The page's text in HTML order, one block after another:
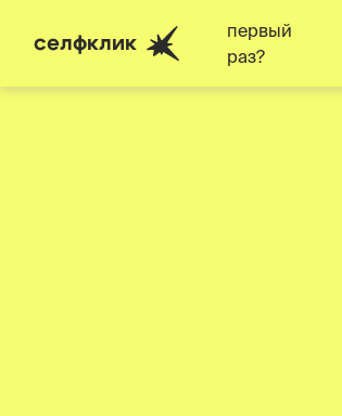
селфклик
первый
раз?